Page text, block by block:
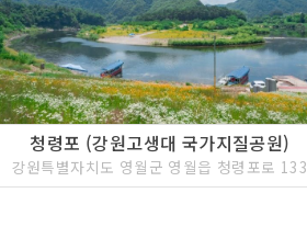
청령포 (강원고생대 국가지질공원)
강원특별자치도 영월군 영월읍 청령포로 133